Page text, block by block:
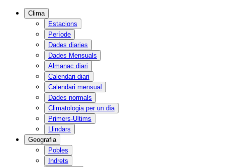
Clima
Estacions
Període
Dades diaries
Dades Mensuals
Almanac diari
Calendari diari
Calendari mensual
Dades normals
Climatologia per un dia
Primers-Ultims
Llindars
Geografia
Pobles
Indrets